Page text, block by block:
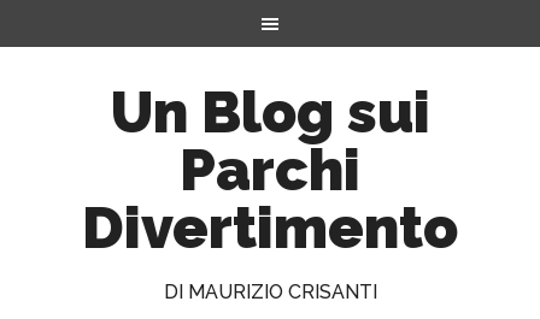
Un Blog sui
Parchi
Divertimento
DI MAURIZIO CRISANTI